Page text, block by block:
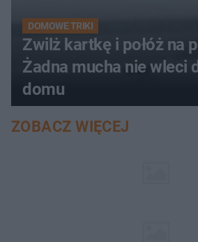
DOMOWE TRIKI
Zwilż kartkę i połóż na
Żadna mucha nie wleci
domu
ZOBACZ WIĘCEJ